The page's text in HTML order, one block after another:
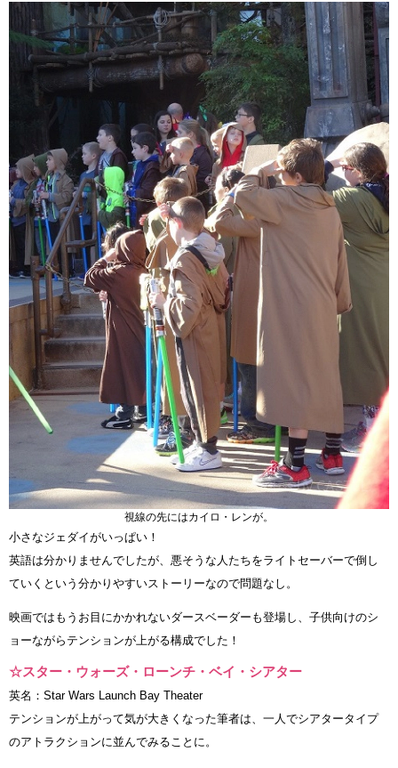
視線の先にはカイロ・レンが。
小さなジェダイがいっぱい！
英語は分かりませんでしたが、悪そうな人たちをライトセーバーで倒し
ていくという分かりやすいストーリーなので問題なし。
映画ではもうお目にかかれないダースベーダーも登場し、子供向けのシ
ョーながらテンションが上がる構成でした！
☆スター・ウォーズ・ローンチ・ベイ・シアター
英名：Star Wars Launch Bay Theater
テンションが上がって気が大きくなった筆者は、一人でシアタータイプ
のアトラクションに並んでみることに。